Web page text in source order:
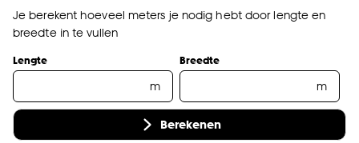
Je berekent hoeveel meters je nodig hebt door lengte en
breedte in te vullen
Lengte
m
Breedte
m
Berekenen